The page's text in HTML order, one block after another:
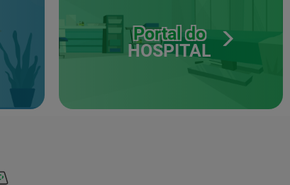
Portal do
HOSPITAL